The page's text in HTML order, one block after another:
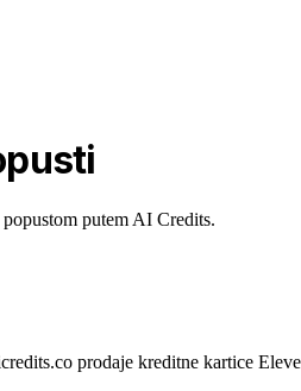
putem AI Credits.
prodaje kreditne kartice